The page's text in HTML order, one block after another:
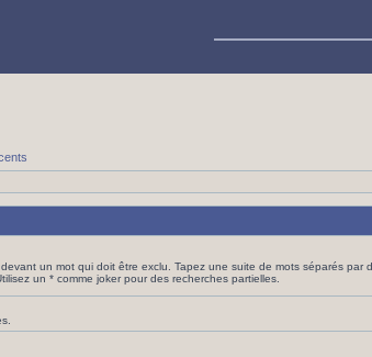
devant un mot qui doit être exclu. Tapez une suite de mots séparés par
un * comme joker pour des recherches partielles.